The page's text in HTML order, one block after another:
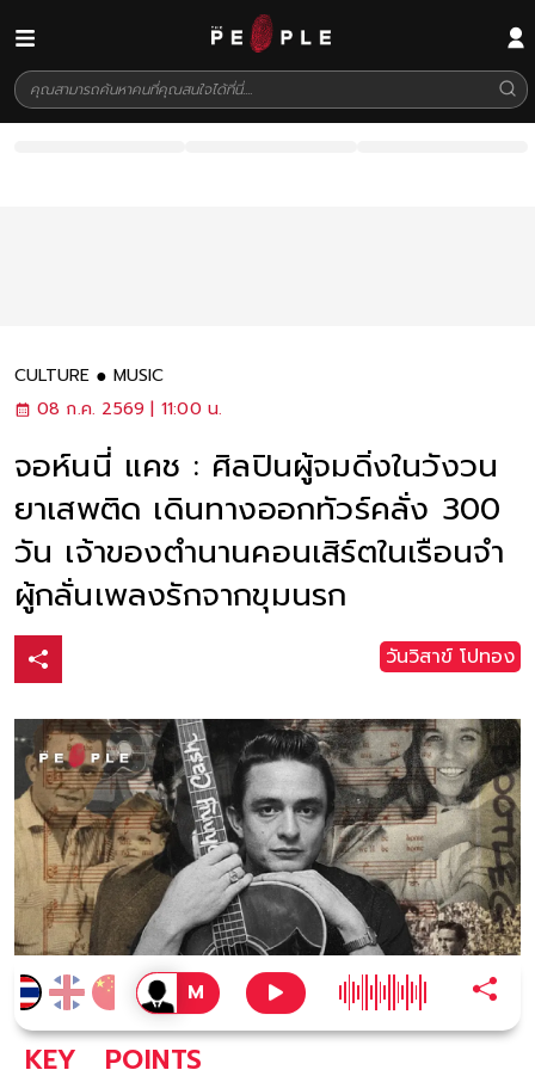
CULTURE
MUSIC
08 ก.ค. 2569 | 11:00 น.
จอห์นนี่ แคช : ศิลปินผู้จมดิ่งในวังวน
ยาเสพติด เดินทางออกทัวร์คลั่ง 300
วัน เจ้าของตำนานคอนเสิร์ตในเรือนจำ
ผู้กลั่นเพลงรักจากขุมนรก
วันวิสาข์ โปทอง
KEY POINTS